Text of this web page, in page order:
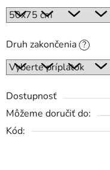
Druh zakončenia ?
Dostupnosť
Môžeme doručiť do:
Kód: